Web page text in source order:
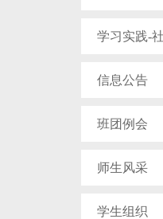
学习实践-
信息公告
班团例会
师生风采
学生组织